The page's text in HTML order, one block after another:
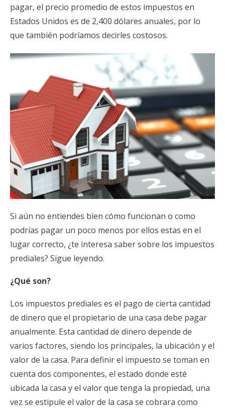
pagar, el precio promedio de estos impuestos en
Estados Unidos es de 2,400 dólares anuales, por lo
que también podríamos decirles costosos.
Si aún no entiendes bien cómo funcionan o como
podrías pagar un poco menos por ellos estas en el
lugar correcto, ¿te interesa saber sobre los impuestos
prediales? Sigue leyendo.
¿Qué son?
Los impuestos prediales es el pago de cierta cantidad
de dinero que el propietario de una casa debe pagar
anualmente. Esta cantidad de dinero depende de
varios factores, siendo los principales, la ubicación y el
valor de la casa. Para definir el impuesto se toman en
cuenta dos componentes, el estado donde esté
ubicada la casa y el valor que tenga la propiedad, una
vez se estipule el valor de la casa se cobrara como